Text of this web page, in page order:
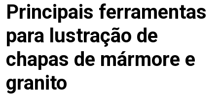
Principais ferramentas
para lustração de
chapas de mármore e
granito